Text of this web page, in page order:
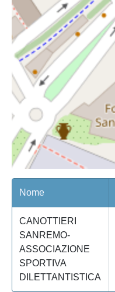
Nome
CANOTTIERI
SANREMO-
ASSOCIAZIONE
SPORTIVA
DILETTANTISTICA